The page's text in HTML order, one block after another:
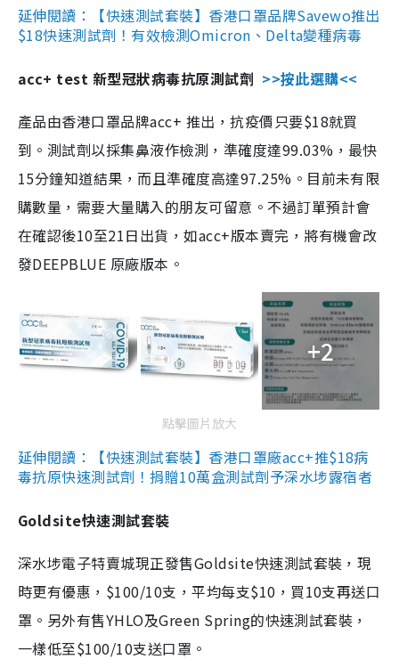
延伸閱讀：【快速測試套裝】香港口罩品牌Savewo推出
$18快速測試劑！有效檢測Omicron、Delta變種病毒
acc+ test 新型冠狀病毒抗原測試劑 >>按此選購<<
產品由香港口罩品牌acc+ 推出，抗疫價只要$18就買
到。測試劑以採集鼻液作檢測，準確度達99.03%，最快
15分鐘知道結果，而且準確度高達97.25%。目前未有限
購數量，需要大量購入的朋友可留意。不過訂單預計會
在確認後10至21日出貨，如acc+版本賣完，將有機會改
發DEEPBLUE 原廠版本。
+2
點擊圖片放大
延伸閱讀：【快速測試套裝】香港口罩廠acc+推$18病
毒抗原快速測試劑！捐贈10萬盒測試劑予深水埗露宿者
Goldsite快速測試套裝
深水埗電子特賣城現正發售Goldsite快速測試套裝，現
時更有優惠，$100/10支，平均每支$10，買10支再送口
罩。另外有售YHLO及Green Spring的快速測試套裝，
一樣低至$100/10支送口罩。